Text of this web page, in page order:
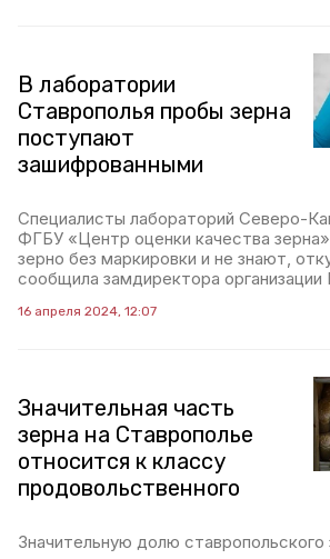
В лаборатории
Ставрополья пробы зерна
поступают
зашифрованными
Специалисты лабораторий Северо-
ФГБУ «Центр оценки качества
зерно без маркировки и не знают,
сообщила замдиректора организации
16 апреля 2024, 12:07
Значительная часть
зерна на Ставрополье
относится к классу
продовольственного
Значительную долю ставропольского